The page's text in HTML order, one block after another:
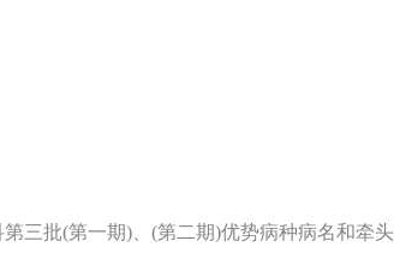
三批(第一期)、(第二期)优势病种病名和牵